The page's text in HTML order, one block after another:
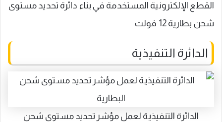
القطع الإلكترونية المستخدمة في بناء دائرة تحديد مستوى
شحن بطارية 12 فولت
الدائرة التنفيذية
الدائرة التنفيذية لعمل مؤشر تحديد مستوى شحن